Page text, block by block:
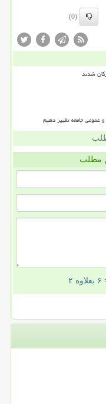
(0)
شدند
عمومی جامعه تغییر دهیم
مطلب
۲